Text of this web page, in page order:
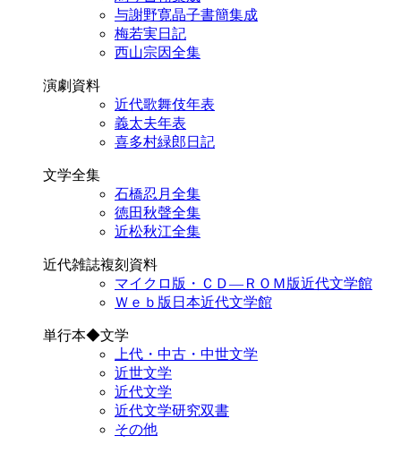
与謝野寛晶子書簡集成
梅若実日記
西山宗因全集
演劇資料
近代歌舞伎年表
義太夫年表
喜多村緑郎日記
文学全集
石橋忍月全集
徳田秋聲全集
近松秋江全集
近代雑誌複刻資料
マイクロ版・ＣＤ―ＲＯＭ版近代文学館
Ｗｅｂ版日本近代文学館
単行本◆文学
上代・中古・中世文学
近世文学
近代文学
近代文学研究双書
その他